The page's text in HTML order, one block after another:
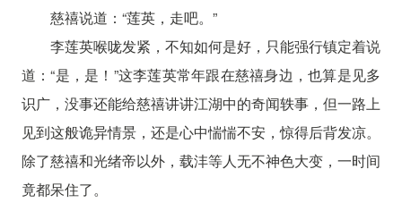
慈禧说道：“莲英，走吧。”
李莲英喉咙发紧，不知如何是好，只能强行镇定着说
道：“是，是！”这李莲英常年跟在慈禧身边，也算是见多
识广，没事还能给慈禧讲讲江湖中的奇闻轶事，但一路上
见到这般诡异情景，还是心中惴惴不安，惊得后背发凉。
除了慈禧和光绪帝以外，载沣等人无不神色大变，一时间
竟都呆住了。